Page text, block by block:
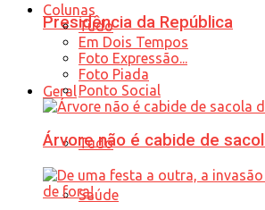
Presidência da República
Geral
Tudo
Saúde
Colunas
Tudo
Em Dois Tempos
Foto Expressão...
Foto Piada
Ponto Social
Árvore não é cabide de